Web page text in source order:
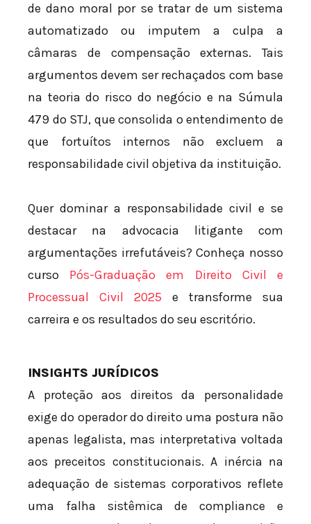
de dano moral por se tratar de um sistema
automatizado ou imputem a culpa a
câmaras de compensação externas. Tais
argumentos devem ser rechaçados com base
na teoria do risco do negócio e na Súmula
479 do STJ, que consolida o entendimento de
que fortuítos internos não excluem a
responsabilidade civil objetiva da instituição.
Quer dominar a responsabilidade civil e se
destacar na advocacia litigante com
argumentações irrefutáveis? Conheça nosso
curso Pós-Graduação em Direito Civil e
Processual Civil 2025 e transforme sua
carreira e os resultados do seu escritório.
INSIGHTS JURÍDICOS
A proteção aos direitos da personalidade
exige do operador do direito uma postura não
apenas legalista, mas interpretativa voltada
aos preceitos constitucionais. A inércia na
adequação de sistemas corporativos reflete
uma falha sistêmica de compliance e